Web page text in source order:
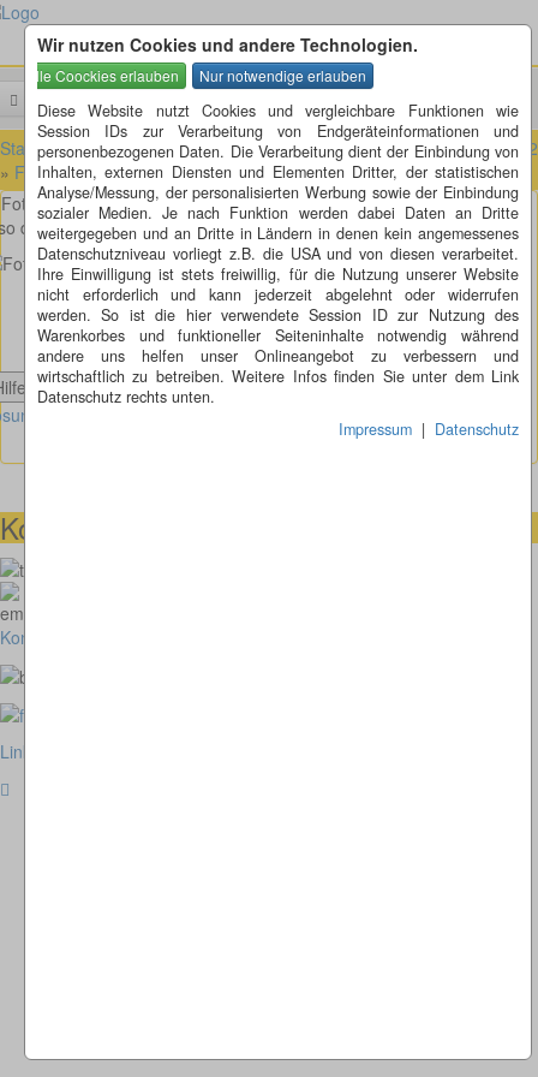
Wir nutzen Cookies und andere Technologien.
Diese Website nutzt Cookies und vergleichbare Funktionen wie
Session IDs zur Verarbeitung von Endgeräteinformationen und
personenbezogenen Daten. Die Verarbeitung dient der Einbindung von
Inhalten, externen Diensten und Elementen Dritter, der statistischen
Analyse/Messung, der personalisierten Werbung sowie der Einbindung
sozialer Medien. Je nach Funktion werden dabei Daten an Dritte
weitergegeben und an Dritte in Ländern in denen kein angemessenes
Datenschutzniveau vorliegt z.B. die USA und von diesen verarbeitet.
Ihre Einwilligung ist stets freiwillig, für die Nutzung unserer Website
nicht erforderlich und kann jederzeit abgelehnt oder widerrufen
werden. So ist die hier verwendete Session ID zur Nutzung des
Warenkorbes und funktioneller Seiteninhalte notwendig während
andere uns helfen unser Onlineangebot zu verbessern und
wirtschaftlich zu betreiben. Weitere Infos finden Sie unter dem Link
Datenschutz rechts unten.
Impressum | Datenschutz
Startseite » Fotorätsel » Fotorätsel 101 bis 200 » Fotorätsel 111 bis
» Fotorätsel 118
Fotorätsel 118
diese alte Stahlfeile ist wohl nicht mehr zu gebrauchen, oder?
anzeigen
Fotorätsel anzeigen
Kontaktmöglichkeiten
Kontakt
Link zur klassischen Website